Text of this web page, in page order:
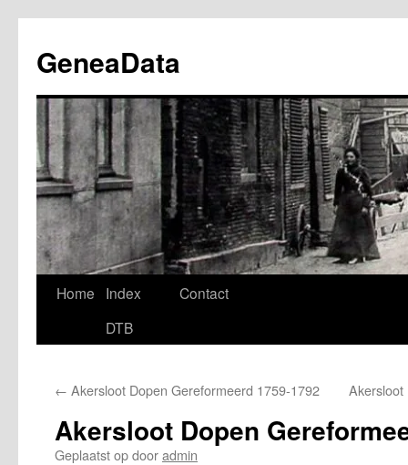
de
inhoud
GeneaData
Home
Index
DTB
Contact
← Akersloot Dopen Gereformeerd 1759-1792
Akersloot Dopen
Geplaatst opdooradmin